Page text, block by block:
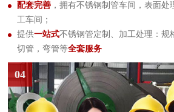
配套完善 ，拥有不锈钢制管车间，表面
工车间；
提供一站式不锈钢管定制、加工处理：规
切管，弯管等全套服务
04